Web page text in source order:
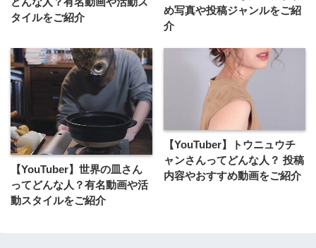
タイルをご紹介
め写真や投稿ジャンルをご紹
介
【YouTuber】世界の皿さん
ってどんな⼈？有名動画や活
動スタイルをご紹介
【YouTuber】トウニュウチ
ャンさんってどんな人？ 投稿
内容やおすすめ動画をご紹介